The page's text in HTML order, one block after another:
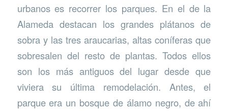
urbanos es recorrer los parques. En el de la
Alameda destacan los grandes plátanos de
sobra y las tres araucarias, altas coníferas que
sobresalen del resto de plantas. Todos ellos
son los más antiguos del lugar desde que
viviera su última remodelación. Antes, el
parque era un bosque de álamo negro, de ahí